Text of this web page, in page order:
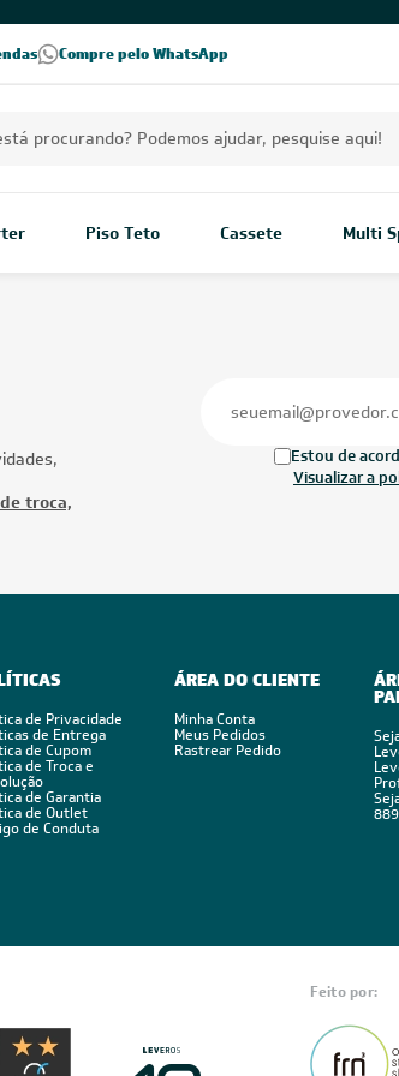
Compre pelo WhatsApp
Excelência no RA
no Reclame Aqui Seja parceiro Leveros
Piso Teto Cassete Multi
troca,
Estou de
Visualizar a
de Privacidade
de Entrega
de Cupom
de Troca e
de Garantia
de Outlet
de Conduta
ÁREA DO CLIENTE
Minha Conta
Meus Pedidos
Rastrear Pedido
Feito por: